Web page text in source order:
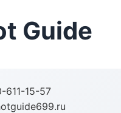
Guide
611-15-57